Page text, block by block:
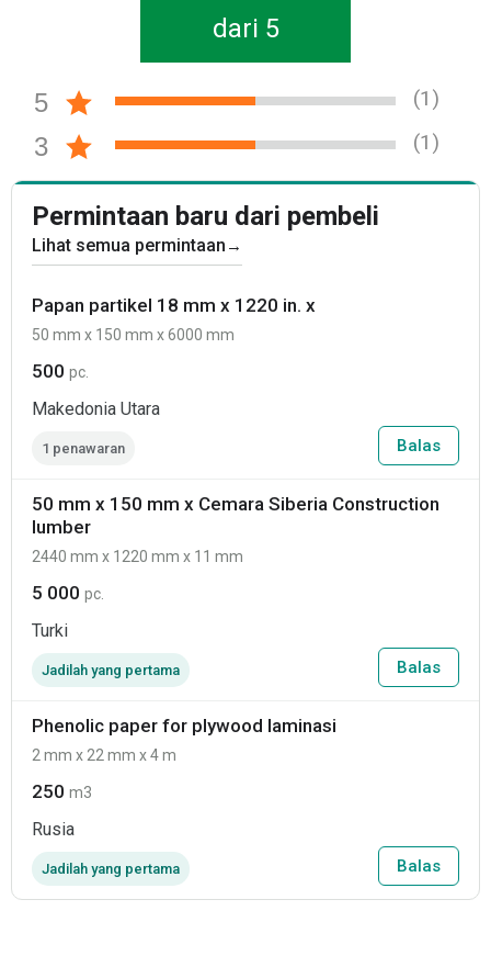
dari 5
5 (1)
3 (1)
Permintaan baru dari pembeli
Lihat semua permintaan →
Papan partikel 18 mm x 1220 in. x
50 mm x 150 mm x 6000 mm
500 pc.
Makedonia Utara
1 penawaran Balas
50 mm x 150 mm x Cemara Siberia Construction
lumber
2440 mm x 1220 mm x 11 mm
5 000 pc.
Turki
Jadilah yang pertama Balas
Phenolic paper for plywood laminasi
2 mm x 22 mm x 4 m
250 m3
Rusia
Jadilah yang pertama Balas